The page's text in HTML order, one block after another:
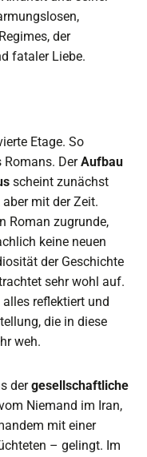
der
fataler Liebe.
Etage. So
Romans. DerAufbau
scheint zunächst
mit der Zeit.
Roman zugrunde,
keine neuen
der Geschichte
sehr wohl auf.
reflektiert und
die in diese
weh.
dergesellschaftliche
Niemand im Iran,
mit einer
– gelingt. Im